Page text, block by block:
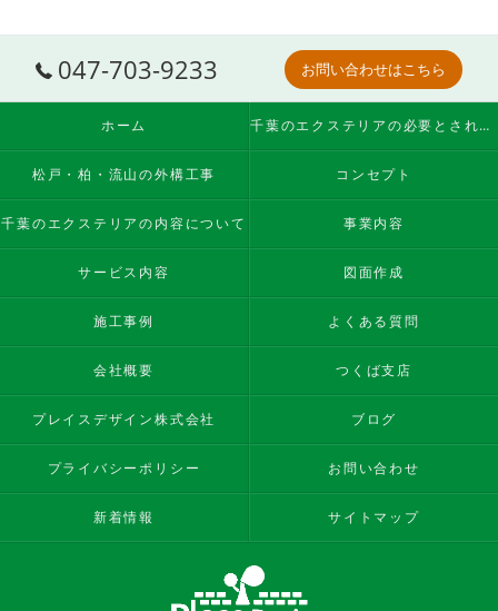
047-703-9233 お問い合わせはこちら
ホーム 千葉のエクステリアの必要とされる理由
松戸・柏・流山の外構工事 コンセプト
千葉のエクステリアの内容について 事業内容
サービス内容 図面作成
施工事例 よくある質問
会社概要 つくば支店
プレイスデザイン株式会社 ブログ
プライバシーポリシー お問い合わせ
新着情報 サイトマップ